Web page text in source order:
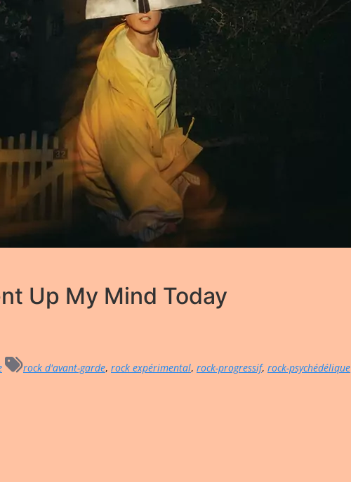
Up My Mind Today
rock d'avant-garde, rock expérimental, rock-progressif, rock-psychédélique